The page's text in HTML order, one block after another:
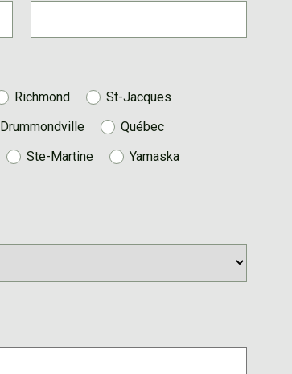
Richmond
St-Jacques
Drummondville
Québec
Ste-Martine
Yamaska